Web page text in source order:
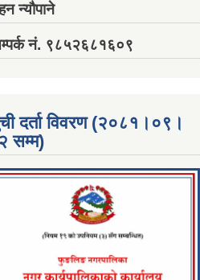
न्यौपाने
नं. ९८५२६८१६०९
दर्ता विवरण (२०८१।०९।
सम्म)